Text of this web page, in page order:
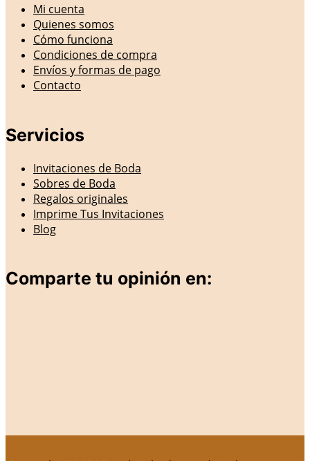
Mi cuenta
Quienes somos
Cómo funciona
Condiciones de compra
Envíos y formas de pago
Contacto
Servicios
Invitaciones de Boda
Sobres de Boda
Regalos originales
Imprime Tus Invitaciones
Blog
Comparte tu opinión en: